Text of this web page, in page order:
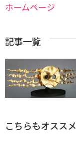
ホームページ
記事一覧
こちらもオススメ